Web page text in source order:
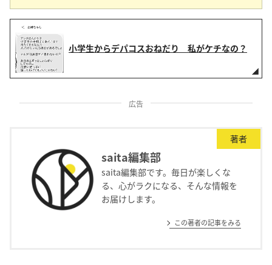
小学生からデパコスおねだり 私がケチなの？
広告
著者
saita編集部
saita編集部です。毎日が楽しくな
る、心がラクになる、そんな情報を
お届けします。
この著者の記事をみる